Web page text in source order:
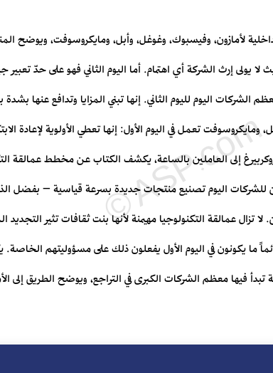
لأمازون، وفيسبوك، ‏وغوغل، وأبل، ومايكروسوفت، ويوضح
لا يولى إرث الشركة ‏أي اهتمام. أما اليوم الثاني فهو على حدّ
الشركات اليوم لليوم الثاني. إنها تبني المزايا وتدافع عنها
تعمل في اليوم الأول: إنها تعطي الأولوية لإعادة
من مارك زوكربيرغ إلى العاملين بالساعة، ‏يكشف الكتاب عن مخطط
للشركات اليوم تصنيع منتجات جديدة بسرعة قياسية – ‏بفضل
عمالقة التكنولوجيا مهيمنة لأنها بنت ثقافات تثير التجديد
ما ‏يكونون في اليوم الأول يفعلون ذلك على مسؤوليتهم
تبدأ فيها معظم ‏الشركات الكبرى في التراجع، ويوضح الطريق إلى